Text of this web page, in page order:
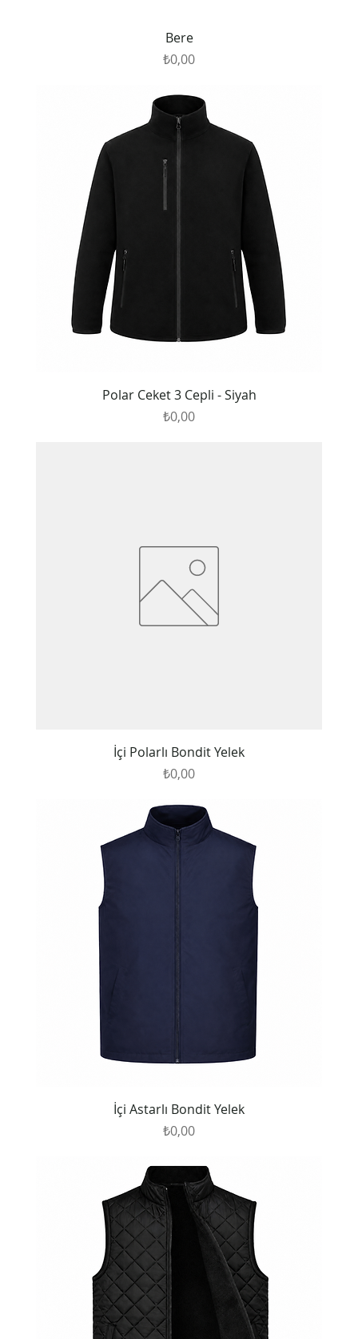
Bere
Fiyat
₺0,00
Polar Ceket 3 Cepli - Siyah
Fiyat
₺0,00
İçi Polarlı Bondit Yelek
Fiyat
₺0,00
İçi Astarlı Bondit Yelek
Fiyat
₺0,00